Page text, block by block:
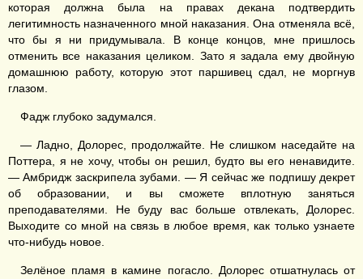
которая должна была на правах декана подтвердить
легитимность назначенного мной наказания. Она отменяла всё,
что бы я ни придумывала. В конце концов, мне пришлось
отменить все наказания целиком. Зато я задала ему двойную
домашнюю работу, которую этот паршивец сдал, не моргнув
глазом.
Фадж глубоко задумался.
— Ладно, Долорес, продолжайте. Не слишком наседайте на
Поттера, я не хочу, чтобы он решил, будто вы его ненавидите.
— Амбридж заскрипела зубами. — Я сейчас же подпишу декрет
об образовании, и вы сможете вплотную заняться
преподавателями. Не буду вас больше отвлекать, Долорес.
Выходите со мной на связь в любое время, как только узнаете
что-нибудь новое.
Зелёное пламя в камине погасло. Долорес отшатнулась от